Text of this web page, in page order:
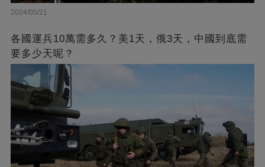
2024/05/21
各國運兵10萬需多久？美1天，俄3天，中國到底需
要多少天呢？